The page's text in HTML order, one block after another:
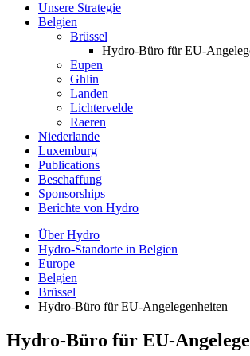
Unsere Strategie
Belgien
Brüssel
Hydro-Büro für EU-
Eupen
Ghlin
Landen
Lichtervelde
Raeren
Niederlande
Luxemburg
Publications
Beschaffung
Sponsorships
Berichte von Hydro
Über Hydro
Hydro-Standorte in Belgien
Europe
Belgien
Brüssel
Hydro-Büro für EU-Angelegenheiten
Hydro-Büro für EU-